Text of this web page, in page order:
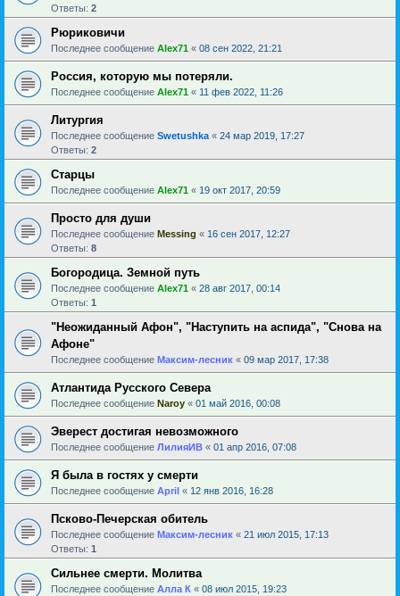
Ответы: 2
Рюриковичи
Последнее сообщение Alex71 « 08 сен 2022, 21:21
Россия, которую мы потеряли.
Последнее сообщение Alex71 « 11 фев 2022, 11:26
Литургия
Последнее сообщение Swetushka « 24 мар 2019, 17:27
Ответы: 2
Старцы
Последнее сообщение Alex71 « 19 окт 2017, 20:59
Просто для души
Последнее сообщение Messing « 16 сен 2017, 12:27
Ответы: 8
Богородица. Земной путь
Последнее сообщение Alex71 « 28 авг 2017, 00:14
Ответы: 1
"Неожиданный Афон", "Наступить на аспида", "Снова на
Афоне"
Последнее сообщение Максим-лесник « 09 мар 2017, 17:38
Атлантида Русского Севера
Последнее сообщение Naroy « 01 май 2016, 00:08
Эверест достигая невозможного
Последнее сообщение ЛилияИВ « 01 апр 2016, 07:08
Я была в гостях у смерти
Последнее сообщение April « 12 янв 2016, 16:28
Псково-Печерская обитель
Последнее сообщение Максим-лесник « 21 июл 2015, 17:13
Ответы: 1
Сильнее смерти. Молитва
Последнее сообщение Алла К « 08 июл 2015, 19:23